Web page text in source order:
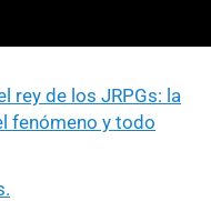
rey de los JRPGs: la
fenómeno y todo